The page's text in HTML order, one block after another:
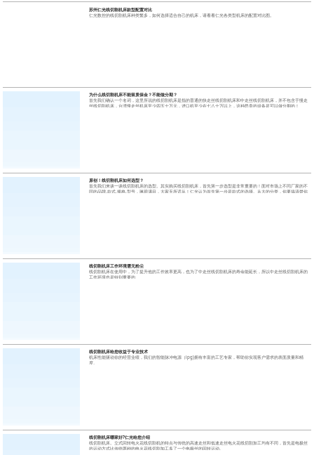
苏州仁光线切割机床款型配置对比
仁光数控的线切割机床种类繁多，如何选择适合自己的机床，请看看仁光各类型机床的配置对比图。
为什么线切割机床不能留质保金？不能做分期？
首先我们确认一个名词，这里所说的线切割机床是指的普通的快走丝线切割机床和中走丝线切割机床，并不包含于慢走
丝线切割机床，台湾慢走丝机床至少四五十万元，进口机至少在七八十万以上，这种昂贵的设备是可以做分期的！
原创！线切割机床如何选型？
首先我们来谈一谈线切割机床的选型。其实购买线切割机床，首先第一步选型是非常重要的！面对市场上不同厂家的不
同的品牌.款式.规格.型号，琳琅满目，大家无所适从！仁光认为首先第一步是款式的选择。从大的分类，你要搞清楚你
线切割机床工作环境需无粉尘
线切割机床在使用中，为了提升他的工作效率更高，也为了中走丝线切割机床的寿命能延长，所以中走丝线切割机床的
工作环境也是特别重要的
线切割机床给您收益于专业技术
机床性能驱动你的经营业绩，我们的智能脉冲电源（ipg)拥有丰富的工艺专家，帮助你实现客户需求的表面质量和精
度。
线切割机床哪家好?仁光给您介绍
线切割机床。立式回转电火花线切割机的特点与传统的高速走丝和低速走丝电火花线切割加工均有不同，首先是电极丝
的运动方式比传统两种的电火花线切割加工多了一个电极丝的回转运动。